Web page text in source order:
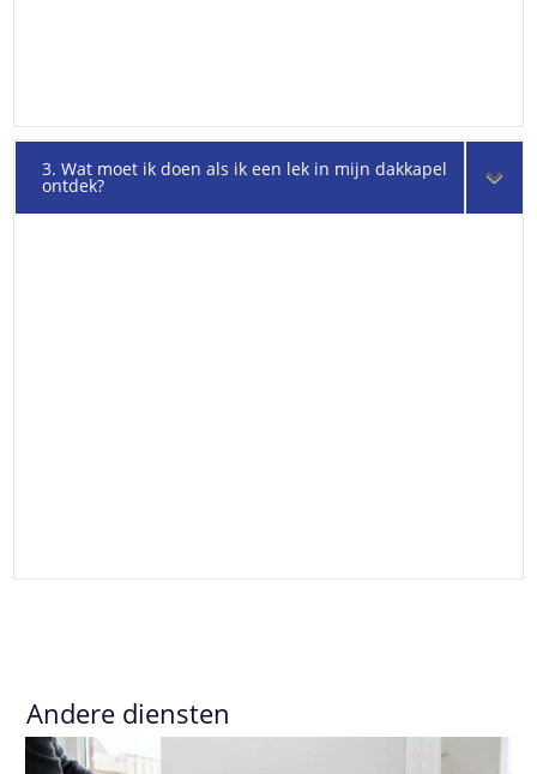
3. Wat moet ik doen als ik een lek in mijn dakkapel
ontdek?
Andere diensten